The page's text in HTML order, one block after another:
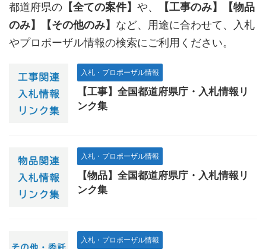
都道府県の 【全ての案件】 や、
【工事のみ】【物品
のみ】【その他のみ】 など、用途に合わせて、入札
やプロポーザル情報の検索にご利用ください。
入札・プロポーザル情報
【工事】全国都道府県庁・入札情報リ
ンク集
入札・プロポーザル情報
【物品】全国都道府県庁・入札情報リ
ンク集
入札・プロポーザル情報